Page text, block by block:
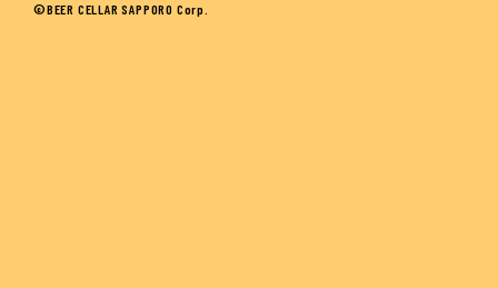
©BEER CELLAR SAPPORO Corp.